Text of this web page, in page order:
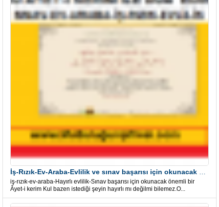
iş-rızık-ev-araba-Hayırlı evlilik-Sınav başarısı için okunacak önemli bir
Âyet-i kerim Kul bazen istediği şeyin hayırlı mı değilmi bilemez.O...